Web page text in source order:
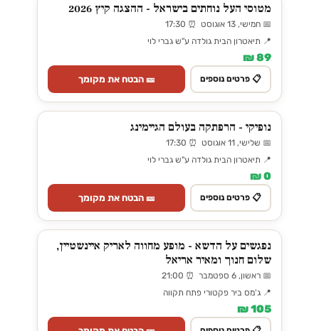
מטוסי העל נוחתים בישראל - ההצגה קיץ 2026
📅 חמישי, 13 אוגוסט ⏰ 17:30
📍 תיאטרון הבית גולדה ע"ש גברי לוי
89 ₪
📋 פרטים נוספים 🎫 הבטח את מקומך
נופיקי - הרפתקה בעולם הגיימינג
📅 שלישי, 11 אוגוסט ⏰ 17:30
📍 תיאטרון הבית גולדה ע"ש גברי לוי
0 ₪
📋 פרטים נוספים 🎫 הבטח את מקומך
נפגשים על הדשא - מופע מחווה לאריק איינשטיין,
שלום חנוך ומאיר אריאל
📅 ראשון, 6 ספטמבר ⏰ 21:00
📍 ג'מס ביר פקטורי פתח תקווה
105 ₪